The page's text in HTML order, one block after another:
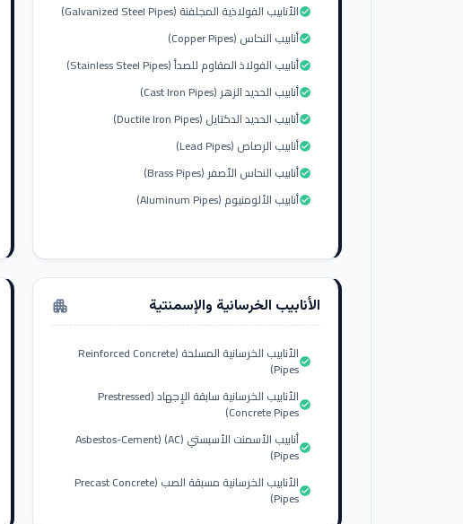
الأنابيب الفولاذية المجلفنة (Galvanized Steel Pipes)check_circle
أنابيب النحاس (Copper Pipes)check_circle
أنابيب الفولاذ المقاوم للصدأ (Stainless Steel Pipes)check_circle
أنابيب الحديد الزهر (Cast Iron Pipes)check_circle
أنابيب الحديد الدكتايل (Ductile Iron Pipes)check_circle
أنابيب الرصاص (Lead Pipes)check_circle
أنابيب النحاس الأصفر (Brass Pipes)check_circle
أنابيب الألومنيوم (Aluminum Pipes)check_circle
الأنابيب الخرسانية والإسمنتية apartment
الأنابيب الخرسانية المسلحة (Reinforced Concrete
Pipes)check_circle
الأنابيب الخرسانية سابقة الإجهاد (Prestressed
Concrete Pipes)check_circle
أنابيب الأسمنت الأسبستي (AC) (Asbestos-Cement
Pipes)check_circle
الأنابيب الخرسانية مسبقة الصب (Precast Concrete
Pipes)check_circle